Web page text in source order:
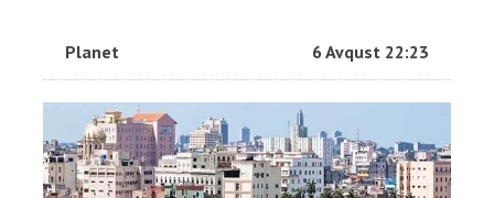
Planet 6 Avqust 22:23